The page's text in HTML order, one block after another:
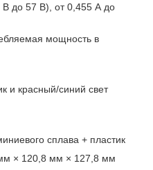
В до 57 В), от 0,455 А до
мощность в
и красный/синий свет
сплава + пластик
× 120,8 мм × 127,8 мм